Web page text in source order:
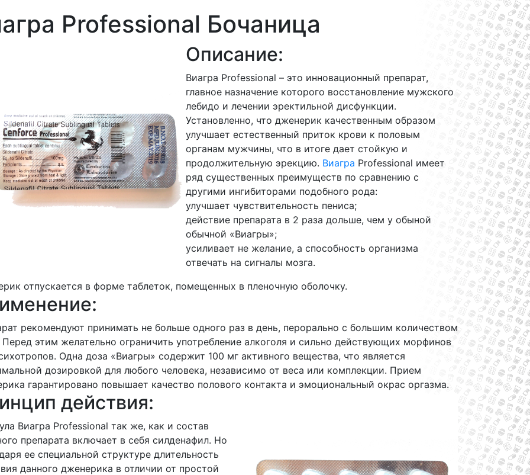
Professional Бочаница
Описание:
Виагра Professional – это инновационный препарат,
главное назначение которого восстановление мужского
лебидо и лечении эректильной дисфункции.
Установленно, что дженерик качественным образом
улучшает естественный приток крови к половым
органам мужчины, что в итоге дает стойкую и
продолжительную эрекцию. Виагра Professional имеет
ряд существенных преимуществ по сравнению с
другими ингибиторами подобного рода:
улучшает чувствительность пениса;
действие препарата в 2 раза дольше, чем у обыной
обычной «Виагры»;
усиливает не желание, а способность организма
отвечать на сигналы мозга.
отпускается в форме таблеток, помещенных в пленочную оболочку.
рекомендуют принимать не больше одного раз в день, перорально с большим количеством
этим желательно ограничить употребление алкоголя и сильно действующих морфинов
Одна доза «Виагры» содержит 100 мг активного вещества, что является
дозировкой для любого человека, независимо от веса или комплекции. Прием
гарантировано повышает качество полового контакта и эмоциональный окрас оргазма.
действия:
Виагра Professional так же, как и состав
препарата включает в себя силденафил. Но
ее специальной структуре длительность
данного дженерика в отличии от простой